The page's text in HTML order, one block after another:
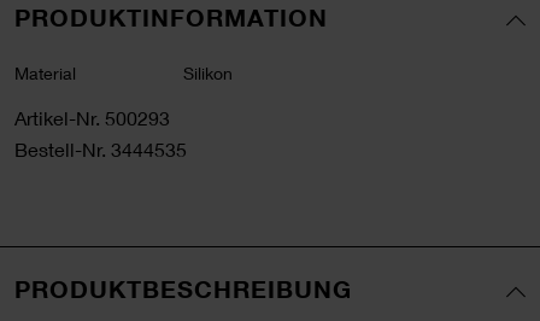
PRODUKTINFORMATION
Material Silikon
Artikel-Nr. 500293
Bestell-Nr. 3444535
PRODUKTBESCHREIBUNG